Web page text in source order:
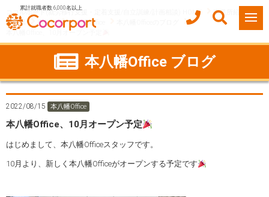
累計就職者数 6,000名以上
ココルポート(就労移行支援・定着支援/自立訓練/計画相談) HOME
事業所紹介
千葉県
市川市 本八幡Office
本八幡Office、10月オープン予定
本八幡Office ブログ
2022/08/15 本八幡Office
本八幡Office、10月オープン予定
はじめまして、本八幡Officeスタッフです。
10月より、新しく本八幡Officeがオープンする予定です